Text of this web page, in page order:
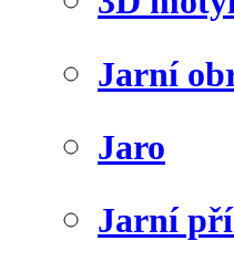
Jarní
Jaro
Jarní